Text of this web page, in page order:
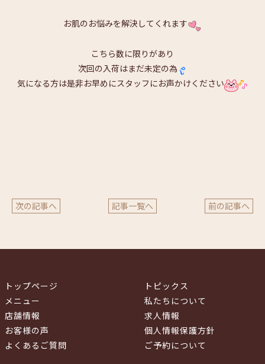
お肌のお悩みを解決してくれます
こちら数に限りがあり
次回の入荷はまだ未定の為
気になる方は是非お早めにスタッフにお声かけください
次の記事へ 記事一覧へ 前の記事へ
トップページ
メニュー
店舗情報
お客様の声
よくあるご質問
トピックス
私たちについて
求人情報
個人情報保護方針
ご予約について